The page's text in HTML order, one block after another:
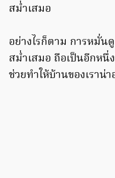
สม่ำเสมอ
อย่างไรก็ตาม การหมั่น
สม่ำเสมอ ถือเป็นอีกหนึ่
ช่วยทำให้บ้านของเราน่